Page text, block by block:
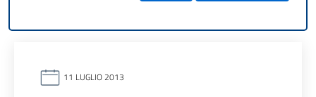
11 LUGLIO 2013